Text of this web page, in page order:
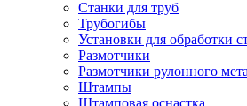
Станки для труб
Трубогибы
Установки для обработки
Размотчики
Размотчики рулонного
Штампы